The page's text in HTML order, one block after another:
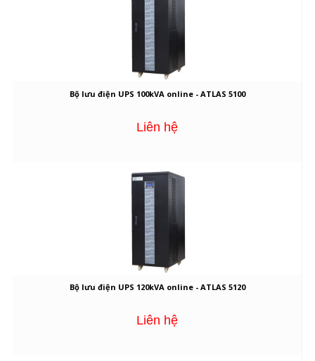
Bộ lưu điện UPS 100kVA online - ATLAS 5100
Liên hệ
Bộ lưu điện UPS 120kVA online - ATLAS 5120
Liên hệ